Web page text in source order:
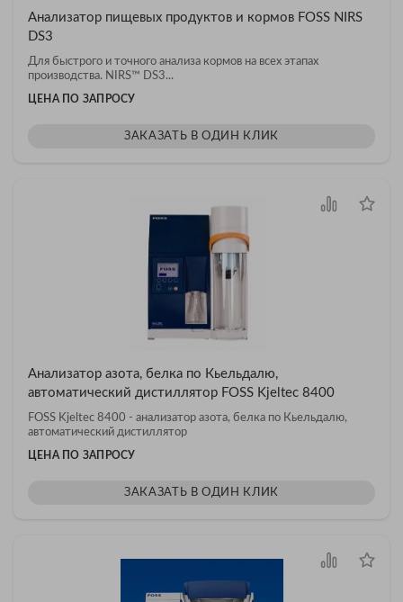
Анализатор пищевых продуктов и кормов FOSS NIRS
DS3
Для быстрого и точного анализа кормов на всех этапах
производства. NIRS™ DS3...
ЦЕНА ПО ЗАПРОСУ
ЗАКАЗАТЬ В ОДИН КЛИК
Анализатор азота, белка по Кьельдалю,
автоматический дистиллятор FOSS Kjeltec 8400
FOSS Kjeltec 8400 - анализатор азота, белка по Кьельдалю,
автоматический дистиллятор
ЦЕНА ПО ЗАПРОСУ
ЗАКАЗАТЬ В ОДИН КЛИК